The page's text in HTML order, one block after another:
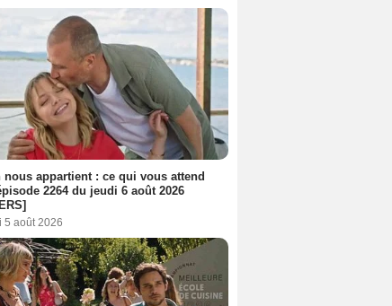
nous appartient : ce qui vous attend
2264 du jeudi 6 août 2026
5 août 2026